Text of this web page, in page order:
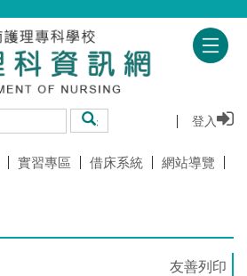
搜尋 登入
實習專區 借床系統 網站導覽